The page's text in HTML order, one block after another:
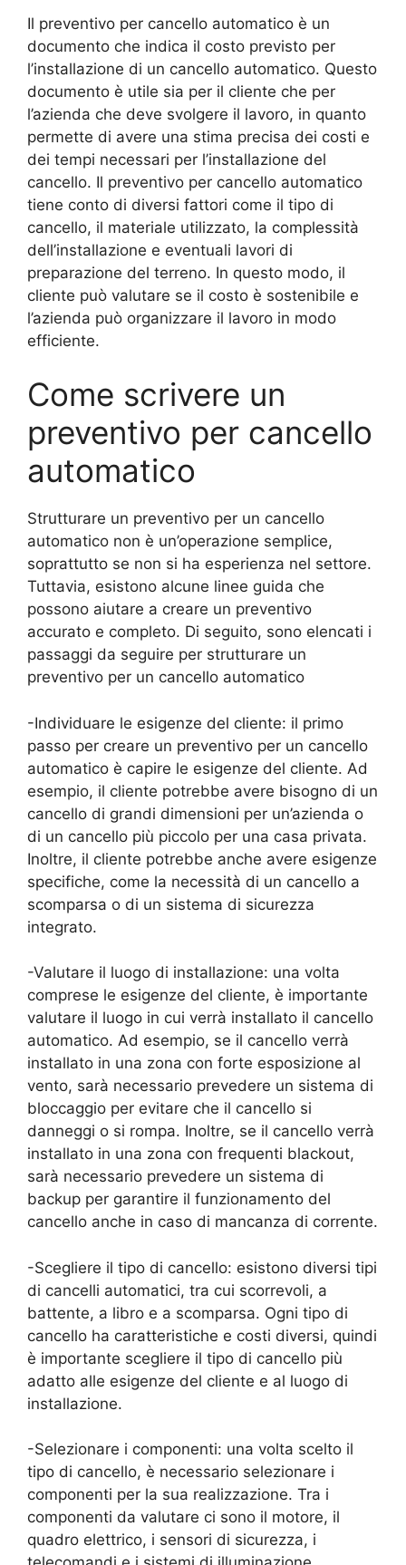
Il preventivo per cancello automatico è un
documento che indica il costo previsto per
l’installazione di un cancello automatico. Questo
documento è utile sia per il cliente che per
l’azienda che deve svolgere il lavoro, in quanto
permette di avere una stima precisa dei costi e
dei tempi necessari per l’installazione del
cancello. Il preventivo per cancello automatico
tiene conto di diversi fattori come il tipo di
cancello, il materiale utilizzato, la complessità
dell’installazione e eventuali lavori di
preparazione del terreno. In questo modo, il
cliente può valutare se il costo è sostenibile e
l’azienda può organizzare il lavoro in modo
efficiente.
Come scrivere un
preventivo per cancello
automatico
Strutturare un preventivo per un cancello
automatico non è un’operazione semplice,
soprattutto se non si ha esperienza nel settore.
Tuttavia, esistono alcune linee guida che
possono aiutare a creare un preventivo
accurato e completo. Di seguito, sono elencati i
passaggi da seguire per strutturare un
preventivo per un cancello automatico
-Individuare le esigenze del cliente: il primo
passo per creare un preventivo per un cancello
automatico è capire le esigenze del cliente. Ad
esempio, il cliente potrebbe avere bisogno di un
cancello di grandi dimensioni per un’azienda o
di un cancello più piccolo per una casa privata.
Inoltre, il cliente potrebbe anche avere esigenze
specifiche, come la necessità di un cancello a
scomparsa o di un sistema di sicurezza
integrato.
-Valutare il luogo di installazione: una volta
comprese le esigenze del cliente, è importante
valutare il luogo in cui verrà installato il cancello
automatico. Ad esempio, se il cancello verrà
installato in una zona con forte esposizione al
vento, sarà necessario prevedere un sistema di
bloccaggio per evitare che il cancello si
danneggi o si rompa. Inoltre, se il cancello verrà
installato in una zona con frequenti blackout,
sarà necessario prevedere un sistema di
backup per garantire il funzionamento del
cancello anche in caso di mancanza di corrente.
-Scegliere il tipo di cancello: esistono diversi tipi
di cancelli automatici, tra cui scorrevoli, a
battente, a libro e a scomparsa. Ogni tipo di
cancello ha caratteristiche e costi diversi, quindi
è importante scegliere il tipo di cancello più
adatto alle esigenze del cliente e al luogo di
installazione.
-Selezionare i componenti: una volta scelto il
tipo di cancello, è necessario selezionare i
componenti per la sua realizzazione. Tra i
componenti da valutare ci sono il motore, il
quadro elettrico, i sensori di sicurezza, i